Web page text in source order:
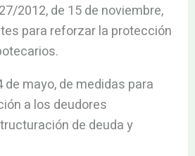
2012, de 15 de noviembre,
para reforzar la protección
de mayo, de medidas para
a los deudores
de deuda y